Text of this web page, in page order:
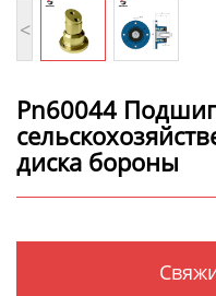
<
Pn60044
диска бороны